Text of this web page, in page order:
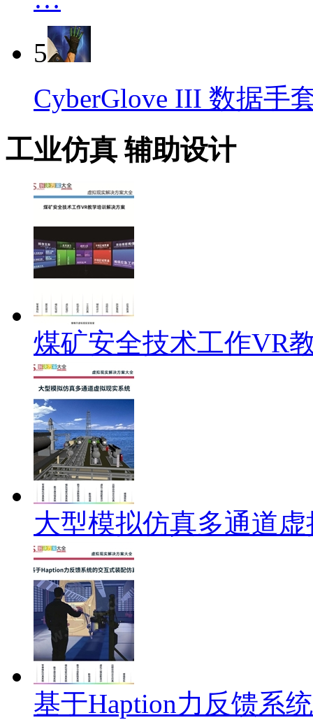
5
CyberGlove III 数据手
工业仿真 辅助设计
煤矿安全技术工作VR
大型模拟仿真多通道
基于Haption力反馈系